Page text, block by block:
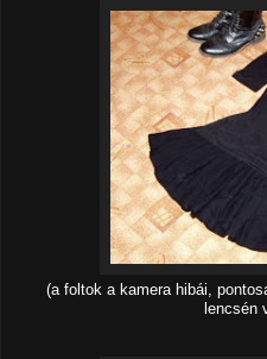
(a foltok a kamera hibái,
lencsén